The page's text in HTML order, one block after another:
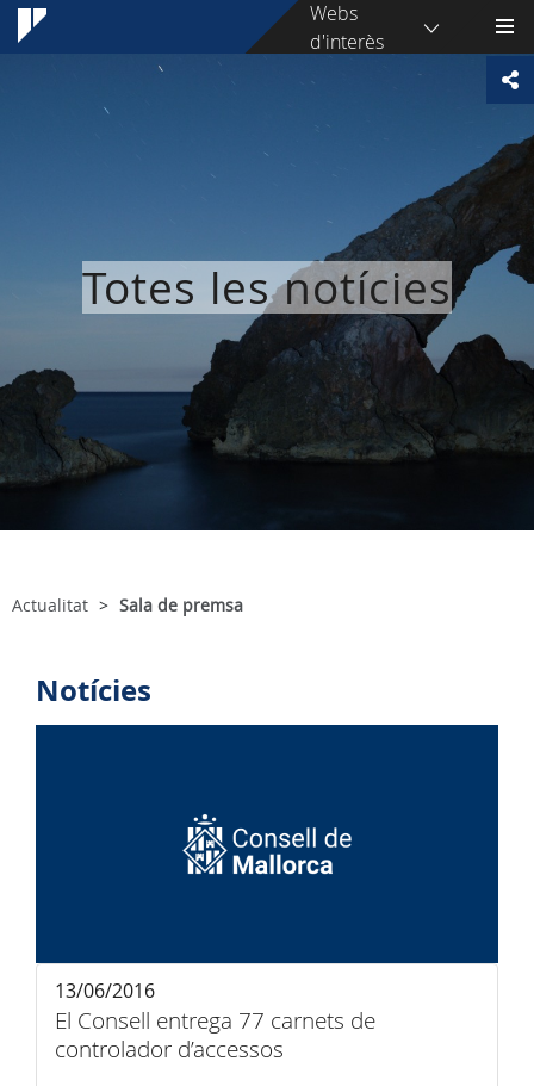
Webs
d'interès
Totes les notícies
Actualitat Sala de premsa
Notícies
El Consell entrega 77 carnets de
controlador d’accessos
13/06/2016